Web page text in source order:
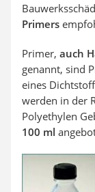
Primers
Primer, auch
genannt, sind
eines
werden in der
Polyethylen
100 ml